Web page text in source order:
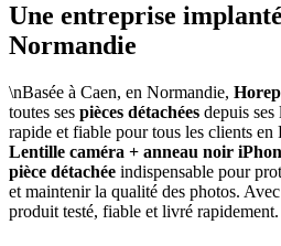
Une entreprise
Normandie
\nBasée à Caen, en Normandie,
toutes ses pièces détachées depuis
rapide et fiable pour tous les clients en
Lentille caméra + anneau noir
pièce détachée indispensable pour
et maintenir la qualité des photos. Avec
produit testé, fiable et livré rapidement.